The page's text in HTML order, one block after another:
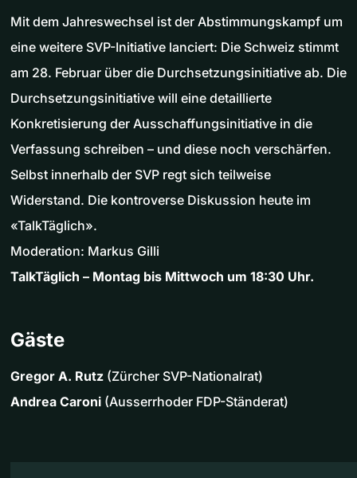
Mit dem Jahreswechsel ist der Abstimmungskampf um
eine weitere SVP-Initiative lanciert: Die Schweiz stimmt
am 28. Februar über die Durchsetzungsinitiative ab. Die
Durchsetzungsinitiative will eine detaillierte
Konkretisierung der Ausschaffungsinitiative in die
Verfassung schreiben – und diese noch verschärfen.
Selbst innerhalb der SVP regt sich teilweise
Widerstand. Die kontroverse Diskussion heute im
«TalkTäglich».
Moderation: Markus Gilli
TalkTäglich – Montag bis Mittwoch um 18:30 Uhr.
Gäste
Gregor A. Rutz (Zürcher SVP-Nationalrat)
Andrea Caroni (Ausserrhoder FDP-Ständerat)